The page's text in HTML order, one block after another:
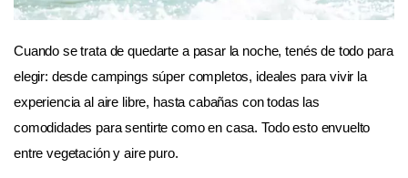
Cuando se trata de quedarte a pasar la noche, tenés de todo para
elegir: desde campings súper completos, ideales para vivir la
experiencia al aire libre, hasta cabañas con todas las
comodidades para sentirte como en casa. Todo esto envuelto
entre vegetación y aire puro.